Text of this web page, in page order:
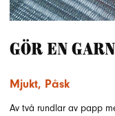
Gör en
Mjukt, Påsk
Av två rundlar av papp